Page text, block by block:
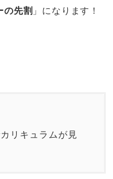
の先割 」になります！
リキュラムが見